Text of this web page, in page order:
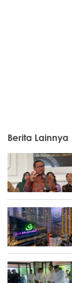
Berita Lainnya